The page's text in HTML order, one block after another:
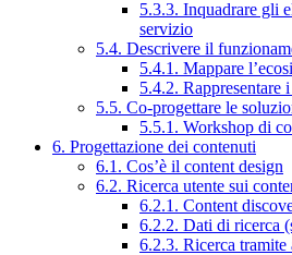
5.3.3. Inquadrare gli
servizio
5.4. Descrivere il
5.4.1. Mappare
5.4.2. Rappresentare
5.5. Co-progettare le
5.5.1. Workshop di
6. Progettazione dei contenuti
6.1. Cos’è il content design
6.2. Ricerca utente sui
6.2.1. Content
6.2.2. Dati di ricerca
6.2.3. Ricerca tramite